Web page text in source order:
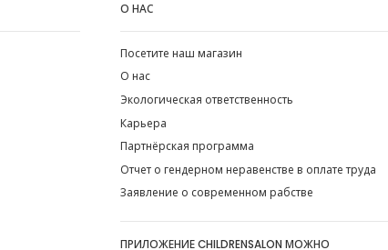
О НАС
Посетите наш магазин
О нас
Экологическая ответственность
Карьера
Партнёрская программа
Отчет о гендерном неравенстве в оплате труда
Заявление о современном рабстве
ПРИЛОЖЕНИЕ CHILDRENSALON МОЖНО